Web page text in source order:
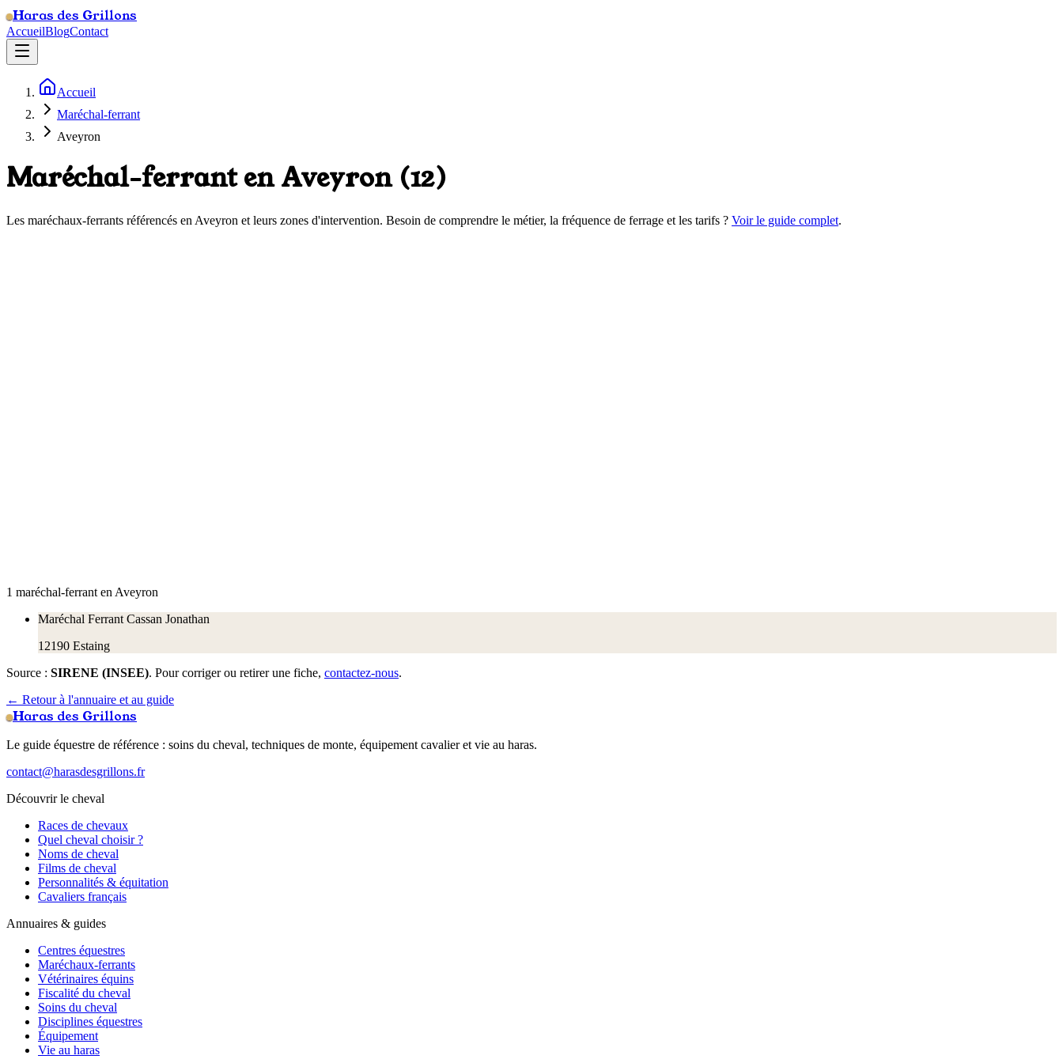
Haras des Grillons
AccueilBlogContact
Accueil
Maréchal-ferrant
Aveyron
Maréchal-ferrant enAveyron(12)
Les maréchaux-ferrants référencés en Aveyron et leurs zones d'intervention. Besoin de comprendre le métier, la fréquence de ferrage et les tarifs ? Voir le guide complet.
1 maréchal-ferrant en Aveyron
Maréchal Ferrant Cassan Jonathan
12190 Estaing
Source : SIRENE (INSEE). Pour corriger ou retirer une fiche, contactez-nous.
← Retour à l'annuaire et au guide
Haras des Grillons
Le guide équestre de référence : soins du cheval, techniques de monte, équipement cavalier et vie au haras.
contact@harasdesgrillons.fr
Découvrir le cheval
Races de chevaux
Quel cheval choisir ?
Noms de cheval
Films de cheval
Personnalités & équitation
Cavaliers français
Annuaires & guides
Centres équestres
Maréchaux-ferrants
Vétérinaires équins
Fiscalité du cheval
Soins du cheval
Disciplines équestres
Équipement
Vie au haras